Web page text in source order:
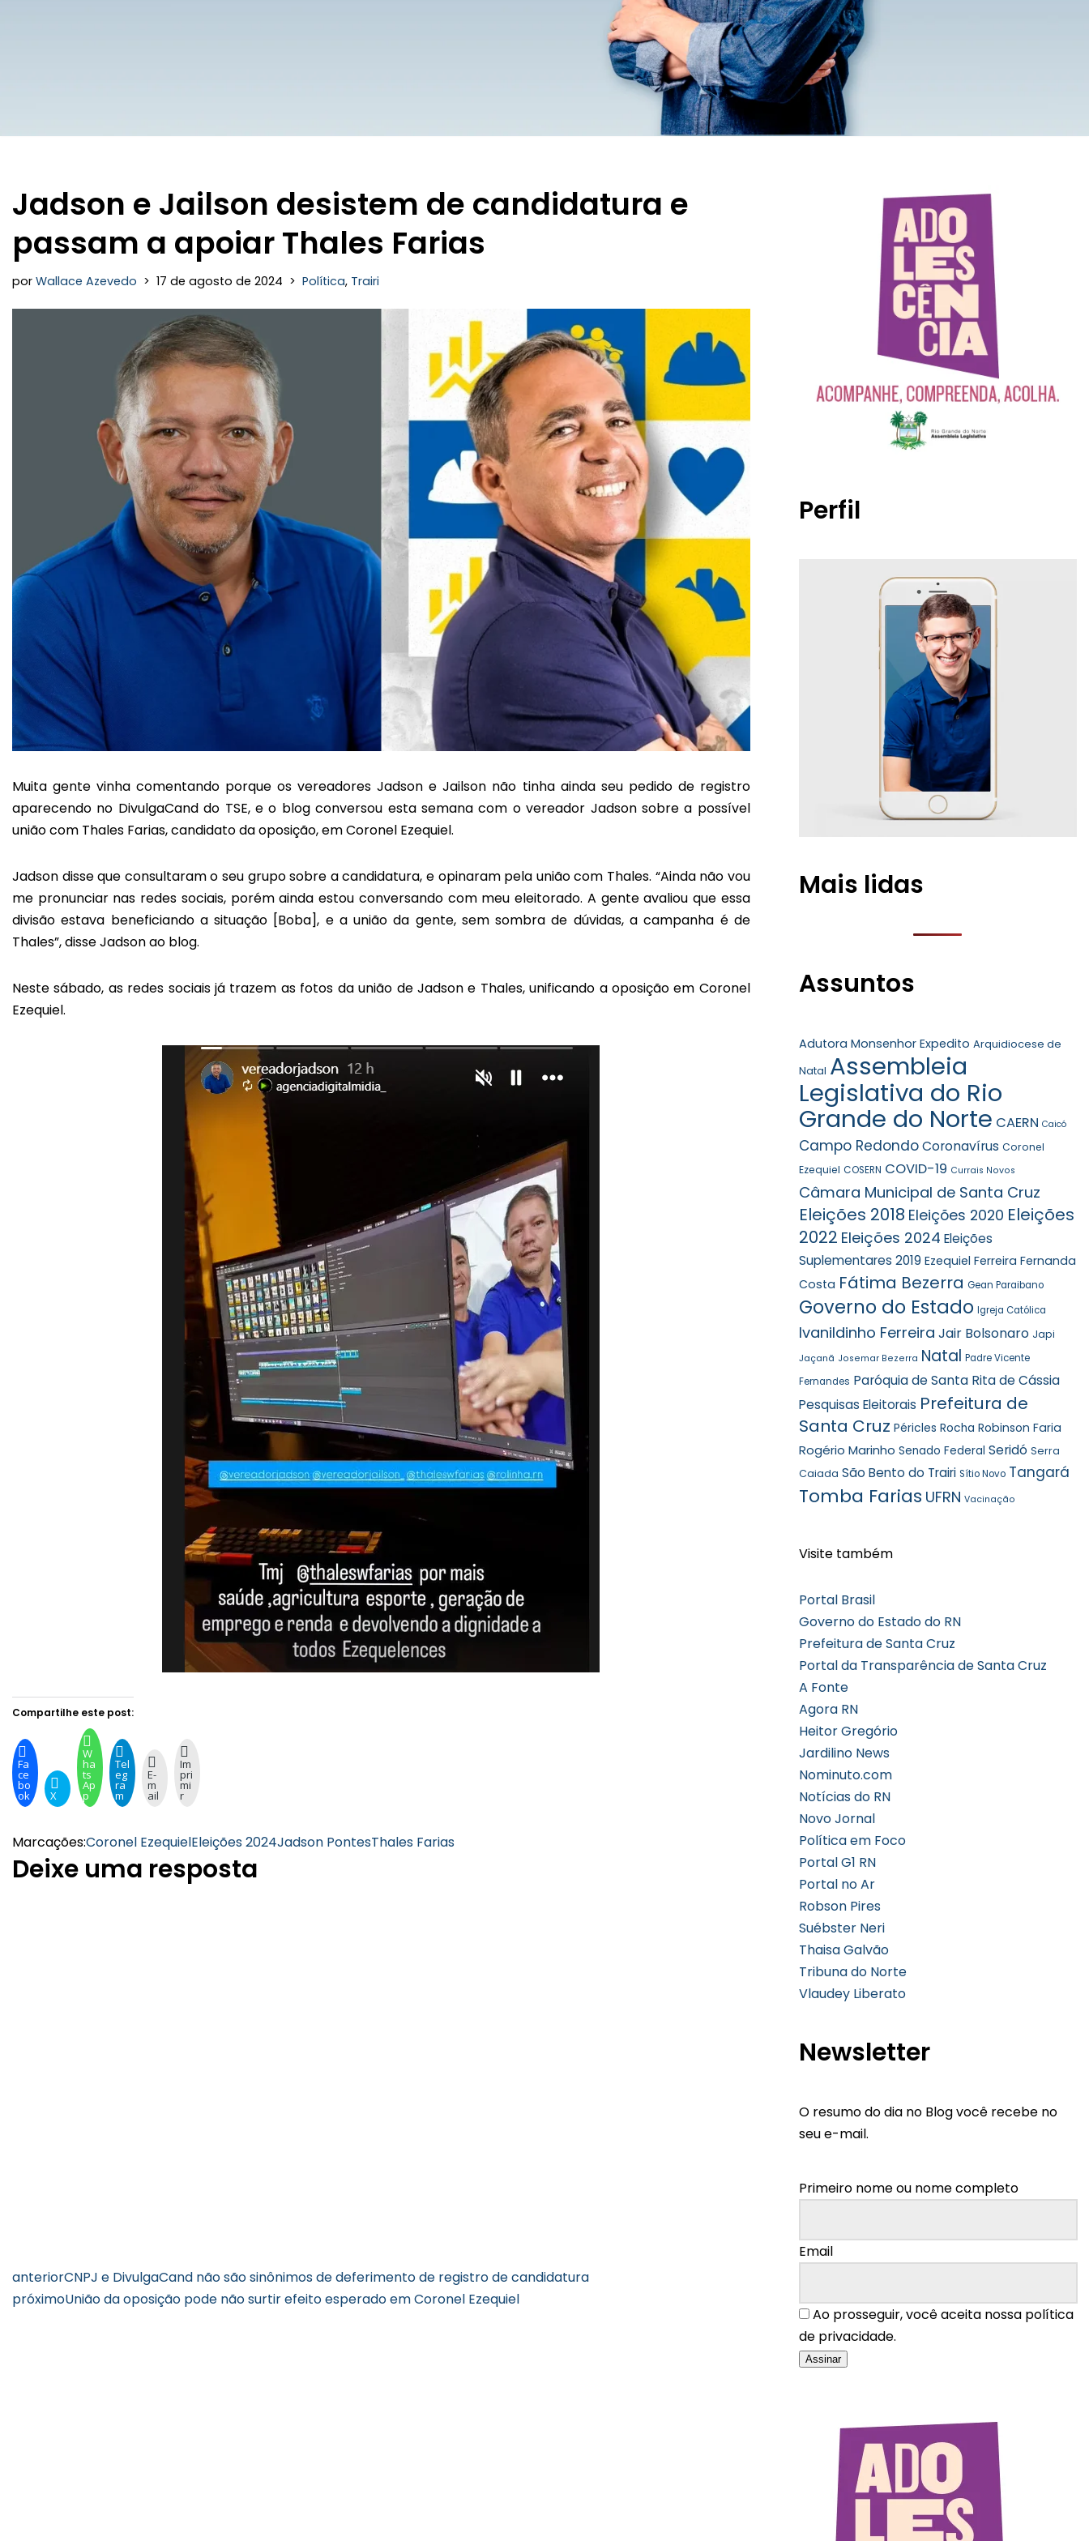
Jadson e Jailson desistem de candidatura e
passam a apoiar Thales Farias
por Wallace Azevedo 17 de agosto de 2024 Política, Trairi
Muita gente vinha comentando porque os vereadores Jadson e Jailson não tinha ainda seu pedido de registro
aparecendo no DivulgaCand do TSE, e o blog conversou esta semana com o vereador Jadson sobre a possível
união com Thales Farias, candidato da oposição, em Coronel Ezequiel.
Jadson disse que consultaram o seu grupo sobre a candidatura, e opinaram pela união com Thales. “Ainda não vou
me pronunciar nas redes sociais, porém ainda estou conversando com meu eleitorado. A gente avaliou que essa
divisão estava beneficiando a situação [Boba], e a união da gente, sem sombra de dúvidas, a campanha é de
Thales”, disse Jadson ao blog.
Neste sábado, as redes sociais já trazem as fotos da união de Jadson e Thales, unificando a oposição em Coronel
Ezequiel.
Compartilhe este post:
Fa
ce
bo
ok X
W
ha
ts
Ap
p
Tel
eg
ra
m
E-
m
ail
Im
pri
mi
r
Marcações:Coronel EzequielEleições 2024Jadson PontesThales Farias
Deixe uma resposta
anteriorCNPJ e DivulgaCand não são sinônimos de deferimento de registro de candidatura
próximoUnião da oposição pode não surtir efeito esperado em Coronel Ezequiel
Perfil
Mais lidas
Assuntos
Adutora Monsenhor Expedito Arquidiocese de
Natal Assembleia
Legislativa do Rio
Grande do Norte CAERN Caicó
Campo Redondo Coronavírus Coronel
Ezequiel COSERN COVID-19 Currais Novos
Câmara Municipal de Santa Cruz
Eleições 2018 Eleições 2020 Eleições
2022 Eleições 2024 Eleições
Suplementares 2019 Ezequiel Ferreira Fernanda
Costa Fátima Bezerra Gean Paraibano
Governo do Estado Igreja Católica
Ivanildinho Ferreira Jair Bolsonaro Japi
Jaçanã Josemar Bezerra Natal Padre Vicente
Fernandes Paróquia de Santa Rita de Cássia
Pesquisas Eleitorais Prefeitura de
Santa Cruz Péricles Rocha Robinson Faria
Rogério Marinho Senado Federal Seridó Serra
Caiada São Bento do Trairi Sítio Novo Tangará
Tomba Farias UFRN Vacinação
Visite também
Portal Brasil
Governo do Estado do RN
Prefeitura de Santa Cruz
Portal da Transparência de Santa Cruz
A Fonte
Agora RN
Heitor Gregório
Jardilino News
Nominuto.com
Notícias do RN
Novo Jornal
Política em Foco
Portal G1 RN
Portal no Ar
Robson Pires
Suébster Neri
Thaisa Galvão
Tribuna do Norte
Vlaudey Liberato
Newsletter
O resumo do dia no Blog você recebe no
seu e-mail.
Primeiro nome ou nome completo
Email
Ao prosseguir, você aceita nossa política
de privacidade.